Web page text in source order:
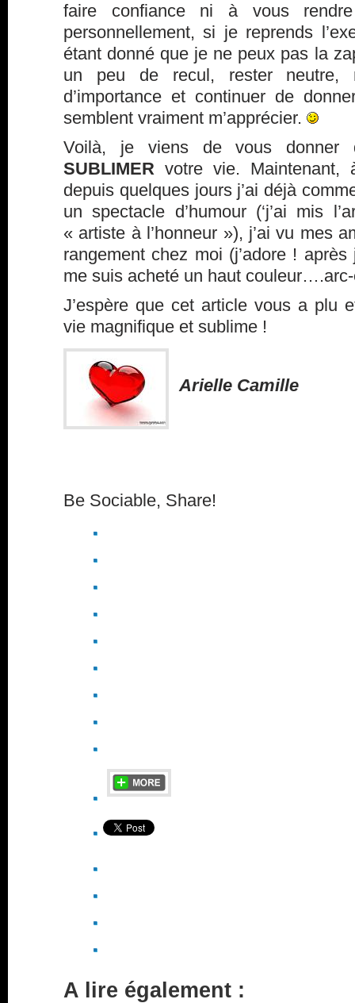
faire confiance ni à vous
personnellement, si je reprends
étant donné que je ne peux pas la
un peu de recul, rester neutre,
d’importance et continuer de
semblent vraiment m’apprécier.
Voilà, je viens de vous donner
SUBLIMER votre vie.
depuis quelques jours j’ai déjà
un spectacle d’humour (‘j’ai mis
« artiste à l’honneur »), j’ai vu mes
rangement chez moi (j’adore !
me suis acheté un haut
J’espère que cet article vous a plu
vie magnifique et sublime !
Arielle Camille
Be Sociable, Share!
A lire également :